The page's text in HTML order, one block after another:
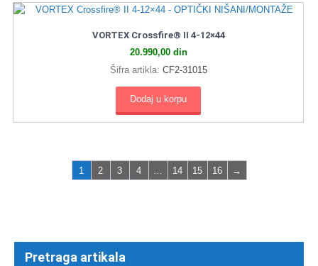
VORTEX Crossfire® II 4-12×44
20.990,00 din
Šifra artikla: CF2-31015
Dodaj u korpu
1 2 3 4 14 15 16 →
Pretraga artikala